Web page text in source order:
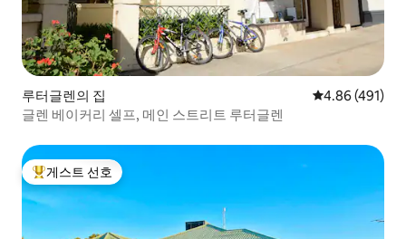
루터글렌의 집 평점 4.86점(5
4.86 (491)
글렌 베이커리 셀프, 메인 스트리트 루터글렌
상위 게스트 선호
게스트 선호